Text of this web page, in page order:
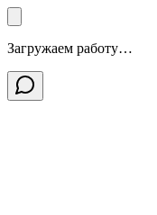
Загружаем работу…